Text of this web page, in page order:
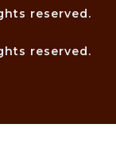
reserved.
reserved.